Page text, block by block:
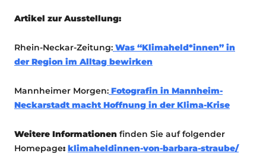
Artikel zur Ausstellung:
Rhein-Neckar-Zeitung: Was “Klimaheld*innen” in
der Region im Alltag bewirken
Mannheimer Morgen: Fotografin in Mannheim-
Neckarstadt macht Hoffnung in der Klima-Krise
Weitere Informationen finden Sie auf folgender
Homepage: klimaheldinnen-von-barbara-straube/